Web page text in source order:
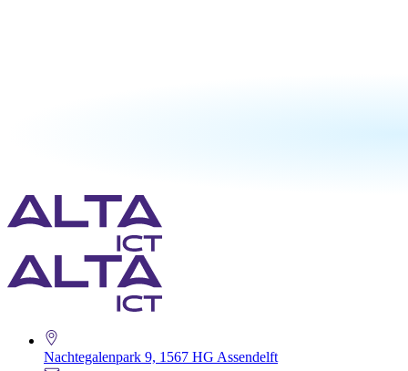
Nachtegalenpark 9, 1567 HG Assendelft